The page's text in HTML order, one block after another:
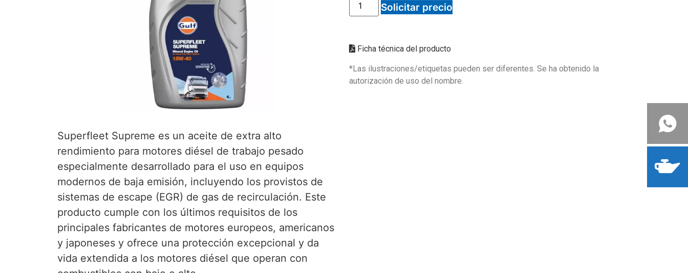
Superfleet Supreme es un aceite de extra alto
rendimiento para motores diésel de trabajo pesado
especialmente desarrollado para el uso en equipos
modernos de baja emisión, incluyendo los provistos de
sistemas de escape (EGR) de gas de recirculación. Este
producto cumple con los últimos requisitos de los
principales fabricantes de motores europeos, americanos
y japoneses y ofrece una protección excepcional y da
vida extendida a los motores diésel que operan con
Solicitar precio
Ficha técnica del producto
*Las ilustraciones/etiquetas pueden ser diferentes. Se ha obtenido la
autorización de uso del nombre.